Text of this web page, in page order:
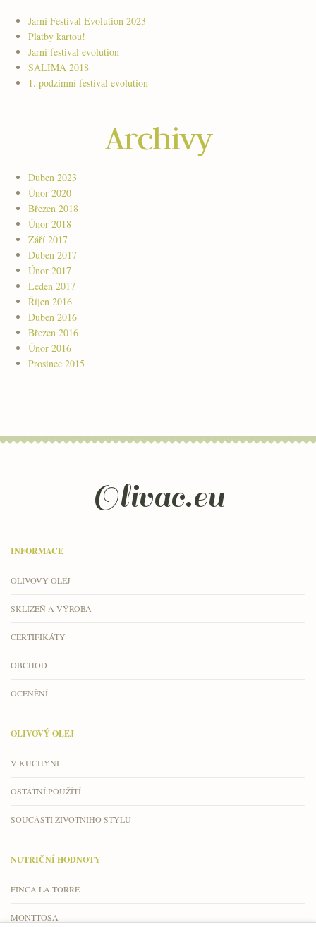
Jarní Festival Evolution 2023
Platby kartou!
Jarní festival evolution
SALIMA 2018
1. podzimní festival evolution
Archivy
Duben 2023
Únor 2020
Březen 2018
Únor 2018
Září 2017
Duben 2017
Únor 2017
Leden 2017
Říjen 2016
Duben 2016
Březen 2016
Únor 2016
Prosinec 2015
Olivac.eu
INFORMACE
OLIVOVÝ OLEJ
SKLIZEŇ A VÝROBA
CERTIFIKÁTY
OBCHOD
OCENĚNÍ
OLIVOVÝ OLEJ
V KUCHYNI
OSTATNÍ POUŽÍTÍ
SOUČÁSTÍ ŽIVOTNÍHO STYLU
NUTRIČNÍ HODNOTY
FINCA LA TORRE
MONTTOSA